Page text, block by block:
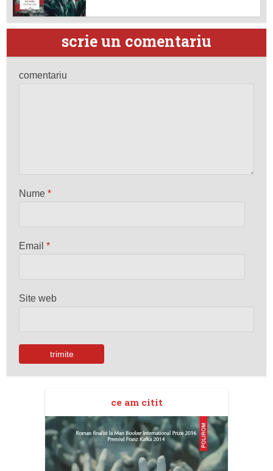
scrie un comentariu
comentariu
Nume*
Email*
Site web
ce am citit